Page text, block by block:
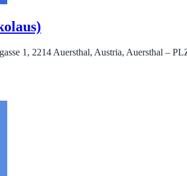
1, 2214 Auersthal, Austria, Auersthal –